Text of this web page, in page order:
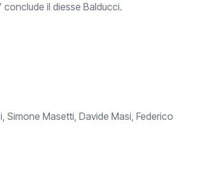
il diesse Balducci.
Simone Masetti, Davide Masi, Federico